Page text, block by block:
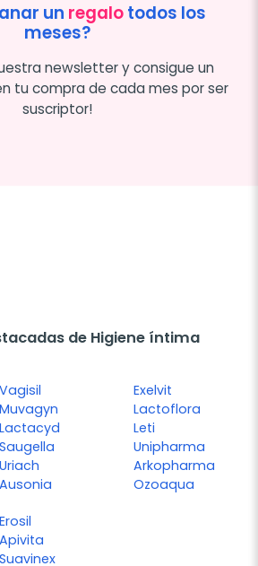
un regalotodos los
meses?
newsletter y consigue un
tu compra de cada mes por ser
suscriptor!
de Higiene íntima
Vagisil
Muvagyn
Lactacyd
Saugella
Uriach
Ausonia
Exelvit
Lactoflora
Leti
Unipharma
Arkopharma
Ozoaqua
Erosil
Apivita
Suavinex